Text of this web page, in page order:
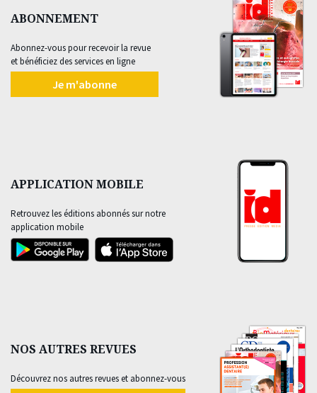
ABONNEMENT
Abonnez-vous pour recevoir la revue
et bénéficiez des services en ligne
Je m'abonne
APPLICATION MOBILE
Retrouvez les éditions abonnés sur notre
application mobile
NOS AUTRES REVUES
Découvrez nos autres revues et abonnez-vous